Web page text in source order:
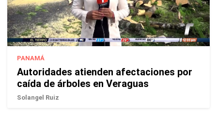
PANAMÁ
Autoridades atienden afectaciones por
caída de árboles en Veraguas
Solangel Ruiz